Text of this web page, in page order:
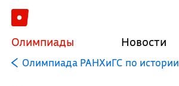
Олимпиады Новости
Олимпиада РАНХиГС по истории